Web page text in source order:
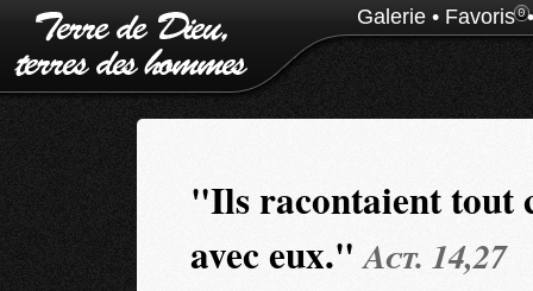
Galerie • Favoris0
"Ils racontaient tout
avec eux."Act. 14,27